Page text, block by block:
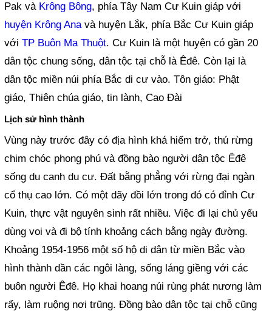
Pak và Krông Bông, phía Tây Nam Cư Kuin giáp với
huyện Krông Anavà huyện Lắk, phía Bắc Cư Kuin giáp
vớiTP Buôn Ma Thuột. Cư Kuin là một huyện có gần 20
dân tộc chung sống, dân tộc tại chỗ là Êđê. Còn lại là
dân tộc miền núi phía Bắc di cư vào. Tôn giáo: Phật
giáo, Thiên chúa giáo, tin lành, Cao Đài
Lịch sử hình thành
Vùng này trước đây có địa hình khá hiểm trở, thú rừng
chim chóc phong phú và đồng bào người dân tộc Êđê
sống du canh du cư. Đất bằng phẳng với rừng đại ngàn
cổ thụ cao lớn. Có một dãy đồi lớn trong đó có đỉnh Cư
Kuin, thực vật nguyên sinh rất nhiều. Việc đi lại chủ yếu
dùng voi và đi bộ tính khoảng cách bằng ngày đường.
Khoảng 1954-1956 một số hộ di dân từ miền Bắc vào
hình thành dần các ngôi làng, sống láng giềng với các
buôn người Êđê. Họ khai hoang núi rùng phát nương làm
rẩy, làm ruộng nơi trũng. Đồng bào dân tộc tại chỗ cũng